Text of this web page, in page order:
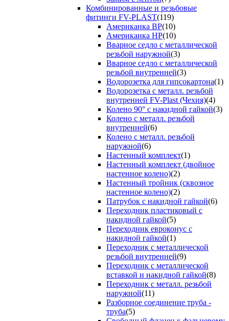
Комбинированные и резьбовые
фитинги FV-PLAST(119)
Американка ВР(10)
Американка НР(10)
Вварное седло с металлической
резьбой наружной(3)
Вварное седло с металлической
резьбой внутренней(3)
Водорозетка для гипсокартона(1)
Водорозетка с металл. резьбой
внутренней FV-Plast (Чехия)(4)
Колено 90° с накидной гайкой(3)
Колено с металл. резьбой
внутренней(6)
Колено с металл. резьбой
наружной(6)
Настенный комплект(1)
Настенный комплект (двойное
настенное колено)(2)
Настенный тройник (сквозное
настенное колено)(2)
Патрубок с накидной гайкой(6)
Переходник пластиковый с
накидной гайкой(5)
Переходник евроконус с
накидной гайкой(1)
Переходник с металлической
резьбой внутренней(9)
Переходник с металлической
вставкой и накидной гайкой(8)
Переходник с металл. резьбой
наружной(11)
Разборное соединение труба -
труба(5)